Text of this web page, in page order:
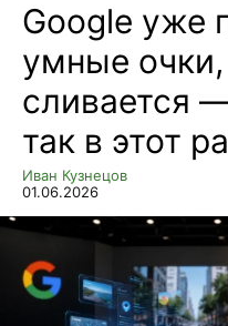
Google уже
умные очки,
сливается
так в этот
Иван Кузнецов
01.06.2026